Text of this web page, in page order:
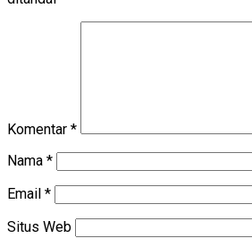
Komentar *
Nama *
Email *
Situs Web